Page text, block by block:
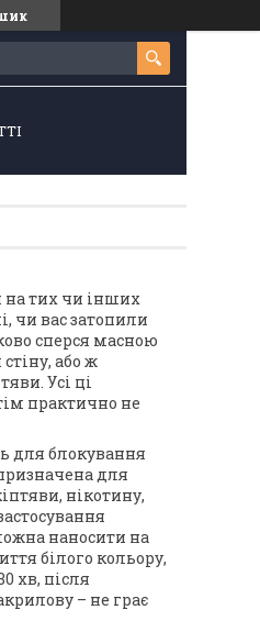
на тих чи інших
чи вас затопили
сперся масною
або ж
Усі ці
практично не
для блокування
для
нікотину,
наносити на
білого кольору,
хв, після
– не грає